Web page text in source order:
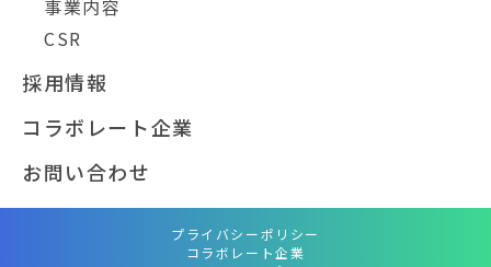
事業内容
CSR
採用情報
コラボレート企業
お問い合わせ
プライバシーポリシー
コラボレート企業